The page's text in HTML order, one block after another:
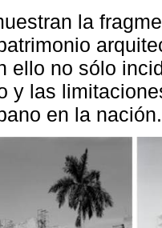
la
ello no sólo
y las
en la nación.